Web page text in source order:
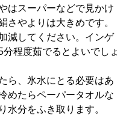
はスーパーなどで見かけ
さやよりは大きめです。
減してください。インゲ
分程度茹でるとよいでしょ
ら、氷水にとる必要はあ
めたらペーパータオルな
水分をふき取ります。